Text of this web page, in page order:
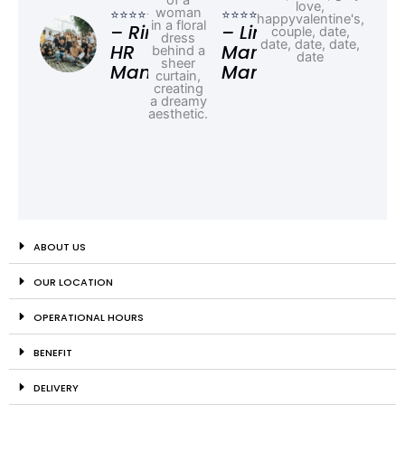
⭐⭐⭐⭐⭐
– Rina,
HR
Manager
⭐⭐⭐⭐⭐
– Linda,
Marketing
Manager
ABOUT US
OUR LOCATION
OPERATIONAL HOURS
BENEFIT
DELIVERY